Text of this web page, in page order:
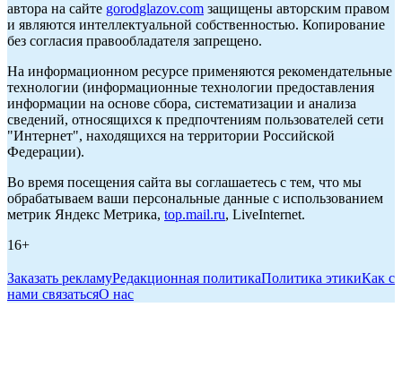
автора на сайте gorodglazov.com защищены авторским правом
и являются интеллектуальной собственностью. Копирование
без согласия правообладателя запрещено.
На информационном ресурсе применяются рекомендательные
технологии (информационные технологии предоставления
информации на основе сбора, систематизации и анализа
сведений, относящихся к предпочтениям пользователей сети
"Интернет", находящихся на территории Российской
Федерации).
Во время посещения сайта вы соглашаетесь с тем, что мы
обрабатываем ваши персональные данные с использованием
метрик Яндекс Метрика, top.mail.ru, LiveInternet.
16+
Заказать рекламуРедакционная политикаПолитика этикиКак с
нами связатьсяО нас